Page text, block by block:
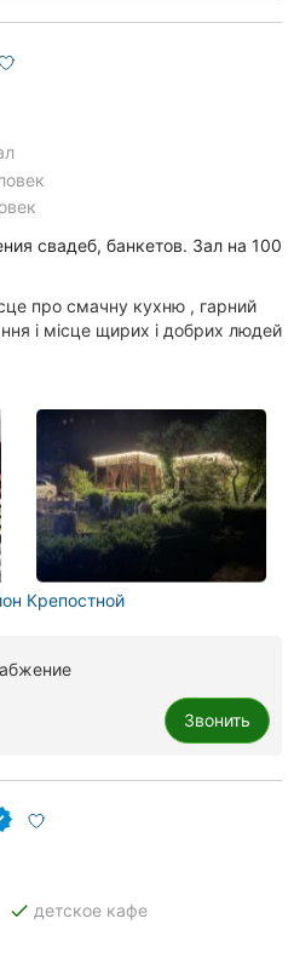
свадеб, банкетов. Зал на 100
про смачну кухню , гарний
і місце щирих і добрих людей
Крепостной
Звонить
done детское кафе